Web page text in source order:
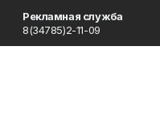
Рекламная служба
8(34785)2-11-09